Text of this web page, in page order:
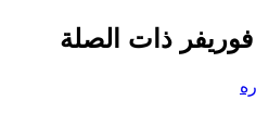
ذات الصلة